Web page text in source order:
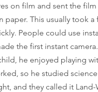
on film and sent the
This usually took a
People could use
the first instant
he enjoyed playing
so he studied science
and they called it